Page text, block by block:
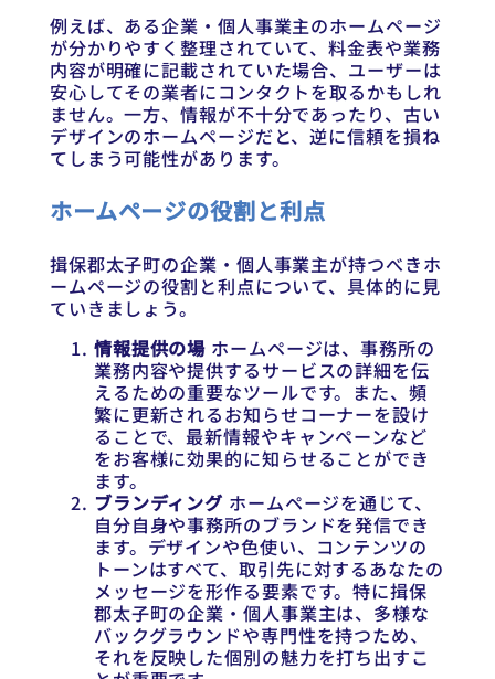
例えば、ある企業・個人事業主のホームページ
が分かりやすく整理されていて、料金表や業務
内容が明確に記載されていた場合、ユーザーは
安心してその業者にコンタクトを取るかもしれ
ません。一方、情報が不十分であったり、古い
デザインのホームページだと、逆に信頼を損ね
てしまう可能性があります。
ホームページの役割と利点
揖保郡太子町の企業・個人事業主が持つべきホ
ームページの役割と利点について、具体的に見
ていきましょう。
情報提供の場 ホームページは、事務所の
業務内容や提供するサービスの詳細を伝
えるための重要なツールです。また、頻
繁に更新されるお知らせコーナーを設け
ることで、最新情報やキャンペーンなど
をお客様に効果的に知らせることができ
ます。
ブランディング ホームページを通じて、
自分自身や事務所のブランドを発信でき
ます。デザインや色使い、コンテンツの
トーンはすべて、取引先に対するあなたの
メッセージを形作る要素です。特に揖保
郡太子町の企業・個人事業主は、多様な
バックグラウンドや専門性を持つため、
それを反映した個別の魅力を打ち出すこ